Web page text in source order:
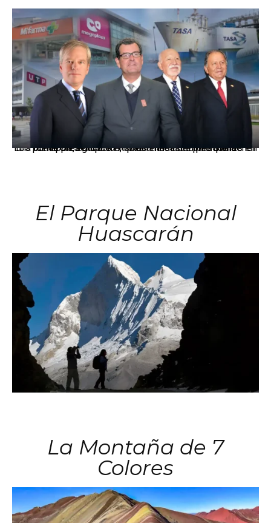
Los principales grupos empresariales del país mantienen una fuerte presencia en Áncash mediante inversiones en comercio, educación, salud e industria pesquera.
El Parque Nacional
Huascarán
La Montaña de 7
Colores